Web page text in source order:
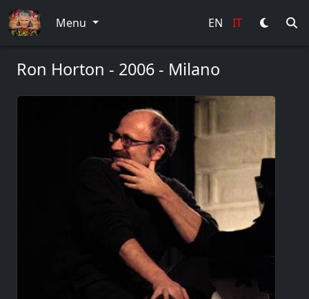
Menu EN IT
Ron Horton - 2006 - Milano